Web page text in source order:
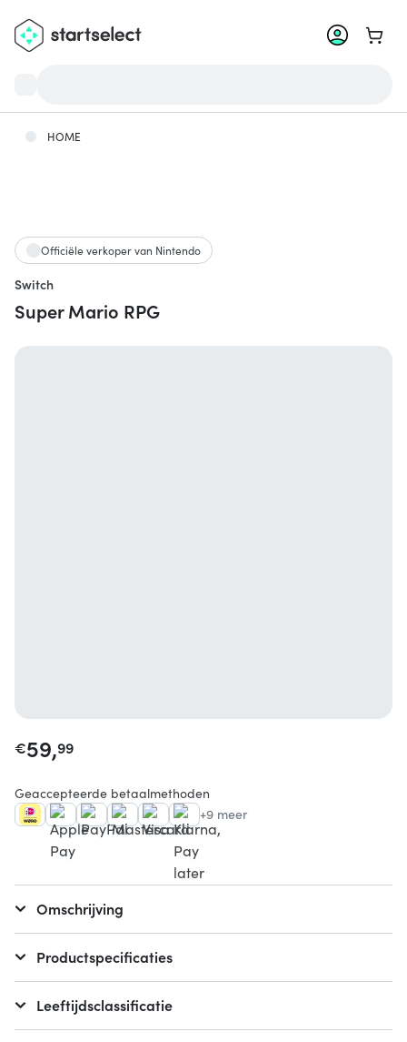
Ga
HOME
Officiële verkoper van Nintendo
Switch
Super Mario RPG
€59,99
Geaccepteerde betaalmethoden
+9 meer
Omschrijving
Productspecificaties
Leeftijdsclassificatie